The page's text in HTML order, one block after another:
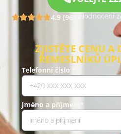
4.9 (960) Hodnocení
ZJISTĚTE CENU A
ŘEMESLNÍKŮ
Telefonní číslo *
Jméno a příjmení*